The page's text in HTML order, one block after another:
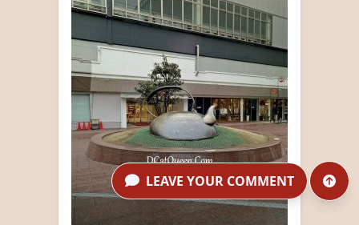
LEAVE YOUR COMMENT